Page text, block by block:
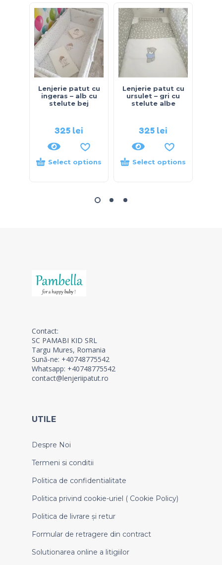
Lenjerie patut cu
ingeras – alb cu
stelute bej
325 lei
Select options
Lenjerie patut cu
ursulet – gri cu
stelute albe
325 lei
Select options
Contact:
SC PAMABI KID SRL
Targu Mures, Romania
Sună-ne: +40748775542
Whatsapp: +40748775542
contact@lenjeriipatut.ro
UTILE
Despre Noi
Termeni si conditii
Politica de confidentialitate
Politica privind cookie-uriel ( Cookie Policy)
Politica de livrare și retur
Formular de retragere din contract
Solutionarea online a litigiilor